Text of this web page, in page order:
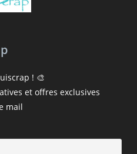
! 🎨
et offres exclusives
mail